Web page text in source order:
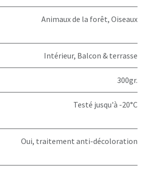
Animaux de la forêt, Oiseaux
Intérieur, Balcon & terrasse
300gr.
Testé jusqu'à -20°C
Oui, traitement anti-décoloration